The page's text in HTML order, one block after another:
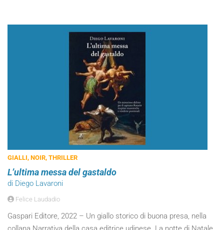
GIALLI, NOIR, THRILLER
L’ultima messa del gastaldo
di Diego Lavaroni
Felice Laudadio
Gaspari Editore, 2022 – Un giallo storico di buona presa, nella